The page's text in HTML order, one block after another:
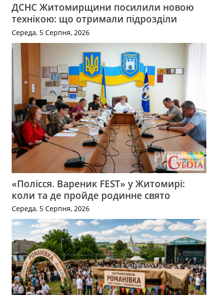
ДСНС Житомирщини посилили новою
технікою: що отримали підрозділи
Середа, 5 Серпня, 2026
«Полісся. Вареник FEST» у Житомирі:
коли та де пройде родинне свято
Середа, 5 Серпня, 2026